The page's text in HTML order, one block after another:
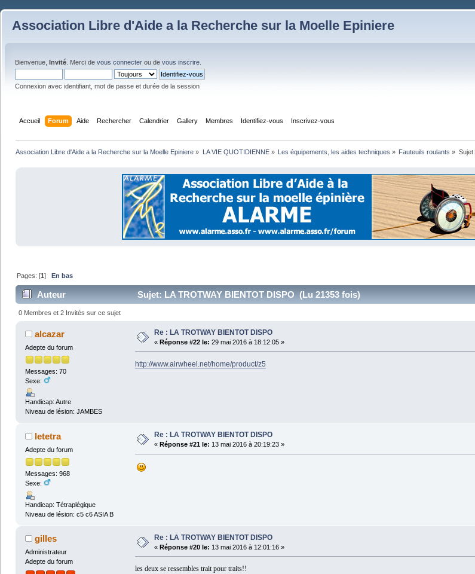
Association Libre d'Aide a la Recherche sur la Moelle Epiniere
Bienvenue, Invité . Merci de vous connecter ou de vous inscrire
Connexion avec identifiant, mot de passe et durée de la session
Accueil Forum Aide Rechercher Calendrier Gallery Membres Identifiez-vous Inscrivez-vous
Association Libre d'Aide a la Recherche sur la Moelle Epiniere » LA VIE QUOTIDIENNE» Les équipements, les aides techniques » Fauteuils roulants » Sujet:
Pages: [1] En bas
Auteur Sujet: LA TROTWAY BIENTOT DISPO (Lu 21353 fois)
0 Membres et 2 Invités sur ce sujet
alcazar
Adepte du forum
Messages: 70
Sexe:
Handicap: Autre
Niveau de lésion: JAMBES
Re : LA TROTWAY BIENTOT DISPO
« Réponse #22 le: 29 mai 2016 à 18:12:05 »
http://www.airwheel.net/home/product/z5
letetra
Adepte du forum
Messages: 968
Sexe:
Handicap: Tétraplégique
Niveau de lésion: c5 c6 ASIA B
Re : LA TROTWAY BIENTOT DISPO
« Réponse #21 le: 13 mai 2016 à 20:19:23 »
gilles
Administrateur
Adepte du forum
Re : LA TROTWAY BIENTOT DISPO
« Réponse #20 le: 13 mai 2016 à 12:01:16 »
les deux se ressembles trait pour traits!!